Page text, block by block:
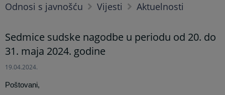
Odnosi s javnošću Vijesti Aktuelnosti
Sedmice sudske nagodbe u periodu od 20. do
31. maja 2024. godine
19.04.2024.
Poštovani,